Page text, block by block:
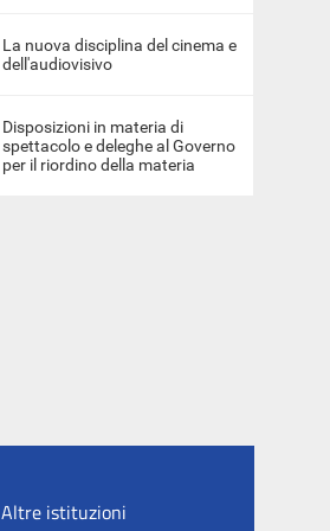
La nuova disciplina del cinema e
dell'audiovisivo
Disposizioni in materia di
spettacolo e deleghe al Governo
per il riordino della materia
Altre istituzioni